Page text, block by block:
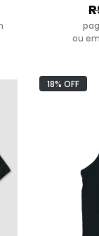
ou
18% OFF